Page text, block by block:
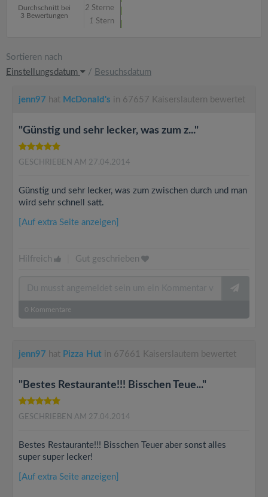
Durchschnitt bei
3 Bewertungen
2 Sterne
1 Stern
Sortieren nach
Einstellungsdatum
/ Besuchsdatum
jenn97 hat McDonald's in 67657 Kaiserslautern bewertet
"Günstig und sehr lecker, was zum z..."
GESCHRIEBEN AM 27.04.2014
Günstig und sehr lecker, was zum zwischen durch und man
wird sehr schnell satt.
[Auf extra Seite anzeigen]
Hilfreich Gut geschrieben
0 Kommentare
jenn97 hat Pizza Hut in 67661 Kaiserslautern bewertet
"Bestes Restaurante!!! Bisschen Teue..."
GESCHRIEBEN AM 27.04.2014
Bestes Restaurante!!! Bisschen Teuer aber sonst alles
super super lecker!
[Auf extra Seite anzeigen]